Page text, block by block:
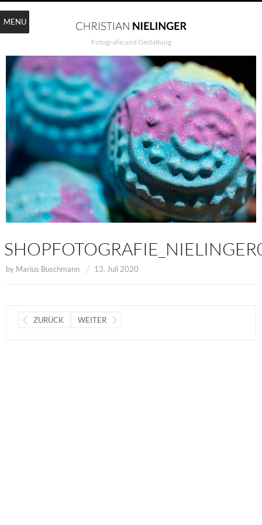
Fotografie und Gestaltung
by Marius Buschmann 13. Juli 2020
ZURÜCK WEITER
MENU